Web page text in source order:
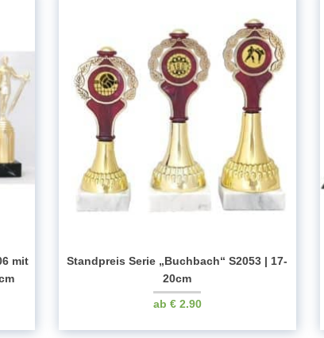
mit
Standpreis Serie „Buchbach“ S2053 | 17-
20cm
€2.90